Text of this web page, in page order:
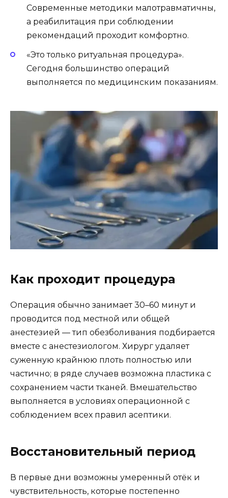
Современные методики малотравматичны,
а реабилитация при соблюдении
рекомендаций проходит комфортно.
«Это только ритуальная процедура».
Сегодня большинство операций
выполняется по медицинским показаниям.
Как проходит процедура
Операция обычно занимает 30–60 минут и
проводится под местной или общей
анестезией — тип обезболивания подбирается
вместе с анестезиологом. Хирург удаляет
суженную крайнюю плоть полностью или
частично; в ряде случаев возможна пластика с
сохранением части тканей. Вмешательство
выполняется в условиях операционной с
соблюдением всех правил асептики.
Восстановительный период
В первые дни возможны умеренный отёк и
чувствительность, которые постепенно